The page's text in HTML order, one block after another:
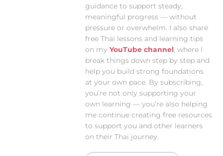
guidance to support steady,
meaningful progress — without
pressure or overwhelm. I also share
free Thai lessons and learning tips
on myYouTube channel, where I
break things down step by step and
help you build strong foundations
at your own pace. By subscribing,
you’re not only supporting your
own learning — you’re also helping
me continue creating free resources
to support you and other learners
on their Thai journey.